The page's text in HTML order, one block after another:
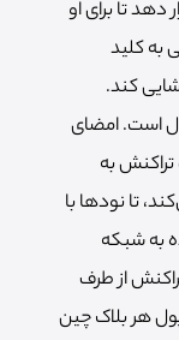
دهد تا برای او
به کلید
کند.
است. امضای
به
تا نودها با
به شبکه
از طرف
هر بلاک چین